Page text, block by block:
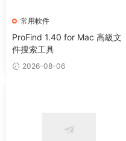
常用軟件
ProFind 1.40 for Mac 高級文
件搜索工具
2026-08-06